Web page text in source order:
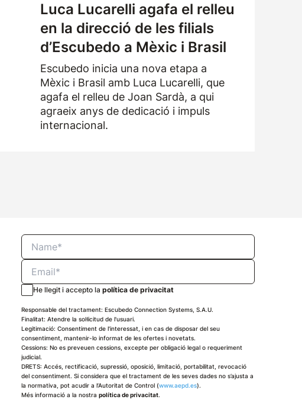
Luca Lucarelli agafa el relleu
en la direcció de les filials
d’Escubedo a Mèxic i Brasil
Escubedo inicia una nova etapa a
Mèxic i Brasil amb Luca Lucarelli, que
agafa el relleu de Joan Sardà, a qui
agraeix anys de dedicació i impuls
internacional.
He llegit i accepto lapolítica de privacitat
Responsable del tractament: Escubedo Connection Systems, S.A.U.
Finalitat: Atendre la sol·licitud de l'usuari.
Legitimació: Consentiment de l'interessat, i en cas de disposar del seu
consentiment, mantenir-lo informat de les ofertes i novetats.
Cessions: No es preveuen cessions, excepte per obligació legal o requeriment
judicial.
DRETS: Accés, rectificació, supressió, oposició, limitació, portabilitat, revocació
del consentiment. Si considera que el tractament de les seves dades no s’ajusta a
la normativa, pot acudir a l’Autoritat de Control (www.aepd.es).
Més informació a la nostrapolítica de privacitat.